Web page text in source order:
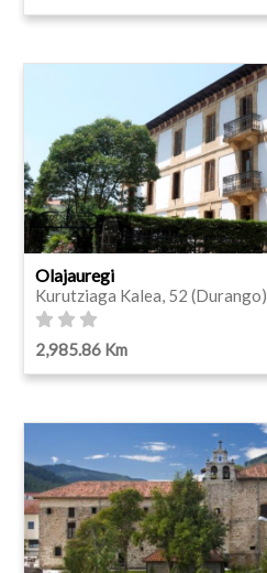
Olajauregi
Kurutziaga Kalea, 52 (Durango)
2,985.86 Km